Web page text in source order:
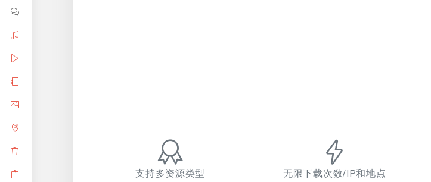
支持多资源类型 无限下载次数/IP和地点